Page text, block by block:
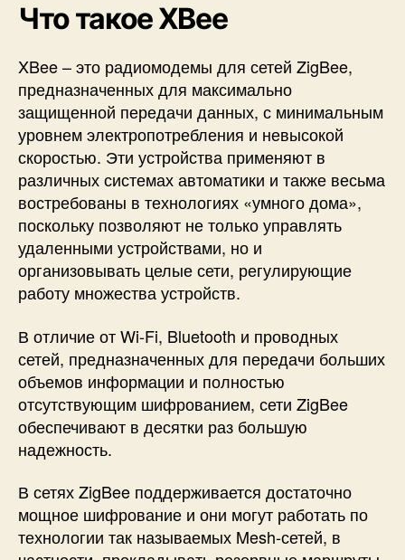
n
o
U
n
o
Что такое XBee
XBee – это радиомодемы для сетей ZigBee,
предназначенных для максимально
защищенной передачи данных, с минимальным
уровнем электропотребления и невысокой
скоростью. Эти устройства применяют в
различных системах автоматики и также весьма
востребованы в технологиях «умного дома»,
поскольку позволяют не только управлять
удаленными устройствами, но и
организовывать целые сети, регулирующие
работу множества устройств.
В отличие от Wi-Fi, Bluetooth и проводных
сетей, предназначенных для передачи больших
объемов информации и полностью
отсутствующим шифрованием, сети ZigBee
обеспечивают в десятки раз большую
надежность.
В сетях ZigBee поддерживается достаточно
мощное шифрование и они могут работать по
технологии так называемых Mesh-сетей, в